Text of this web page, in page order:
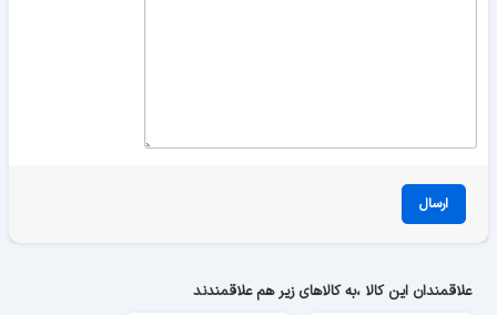
ارسال
علاقمندان این کالا ،به کالاهای زیر هم علاقمندند